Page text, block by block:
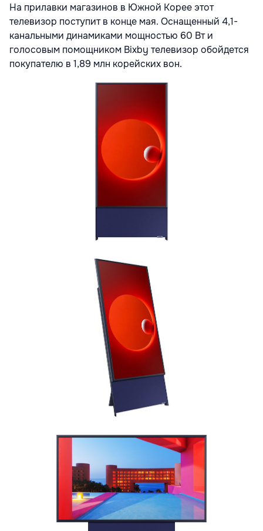
На прилавки магазинов в Южной Корее этот
телевизор поступит в конце мая. Оснащенный 4,1-
канальными динамиками мощностью 60 Вт и
голосовым помощником Bixby телевизор обойдется
покупателю в 1,89 млн корейских вон.